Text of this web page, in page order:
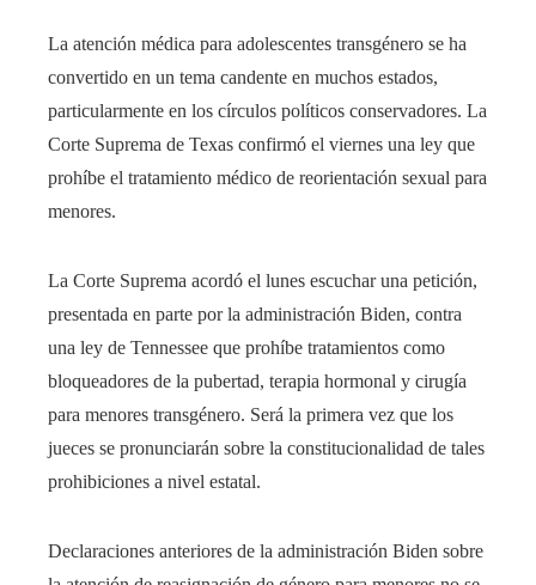
La atención médica para adolescentes transgénero se ha
convertido en un tema candente en muchos estados,
particularmente en los círculos políticos conservadores. La
Corte Suprema de Texas confirmó el viernes una ley que
prohíbe el tratamiento médico de reorientación sexual para
menores.
La Corte Suprema acordó el lunes escuchar una petición,
presentada en parte por la administración Biden, contra
una ley de Tennessee que prohíbe tratamientos como
bloqueadores de la pubertad, terapia hormonal y cirugía
para menores transgénero. Será la primera vez que los
jueces se pronunciarán sobre la constitucionalidad de tales
prohibiciones a nivel estatal.
Declaraciones anteriores de la administración Biden sobre